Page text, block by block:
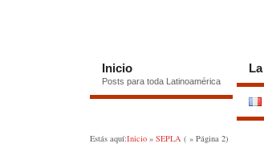
Inicio
Posts para toda Latinoamérica
Estás aquí:Inicio » SEPLA ( » Página 2)